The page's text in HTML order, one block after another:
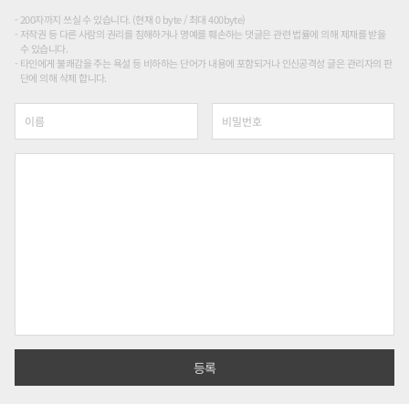
200자까지 쓰실 수 있습니다. (현재 0 byte / 최대 400byte)
저작권 등 다른 사람의 권리를 침해하거나 명예를 훼손하는 댓글은 관련 법률에 의해 제재를 받을
수 있습니다.
타인에게 불쾌감을 주는 욕설 등 비하하는 단어가 내용에 포함되거나 인신공격성 글은 관리자의 판
단에 의해 삭제 합니다.